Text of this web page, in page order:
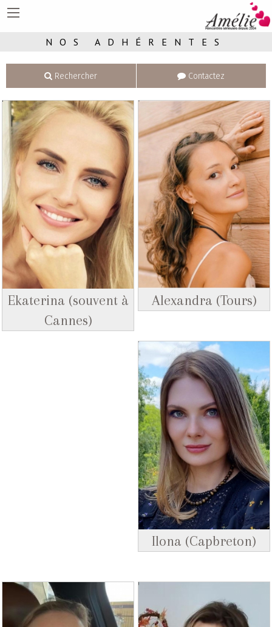
NOS ADHÉRENTES
Rechercher Contactez
Ekaterina (souvent à
Cannes)
Alexandra (Tours)
Ilona (Capbreton)